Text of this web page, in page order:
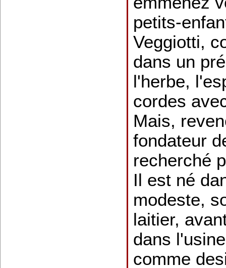
petits-
Veggiotti,
dans un
l'herbe,
cordes
Mais,
fondateur
recherché
Il est né
modeste,
laitier,
dans
comme